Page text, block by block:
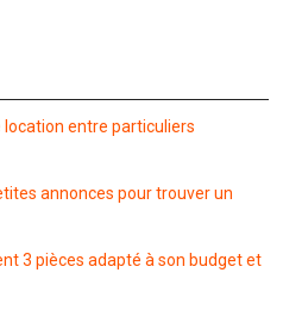
entre particuliers
annonces pour trouver un
3 pièces adapté à son budget et